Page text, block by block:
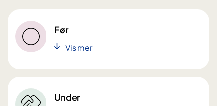
Før
Vis mer
Under